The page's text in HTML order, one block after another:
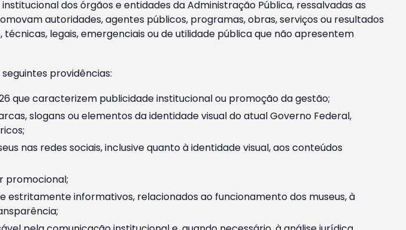
dos órgãos e entidades da Administração Pública, ressalvadas as
autoridades, agentes públicos, programas, obras, serviços ou resultados
legais, emergenciais ou de utilidade pública que não apresentem
providências:
que caracterizem publicidade institucional ou promoção da gestão;
slogans ou elementos da identidade visual do atual Governo Federal,
nas redes sociais, inclusive quanto à identidade visual, aos conteúdos
promocional;
estritamente informativos, relacionados ao funcionamento dos museus, à